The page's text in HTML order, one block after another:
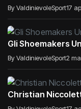
By ValdinievoleSport17
Gli Shoemakers
By ValdinievoleSport2
Christian